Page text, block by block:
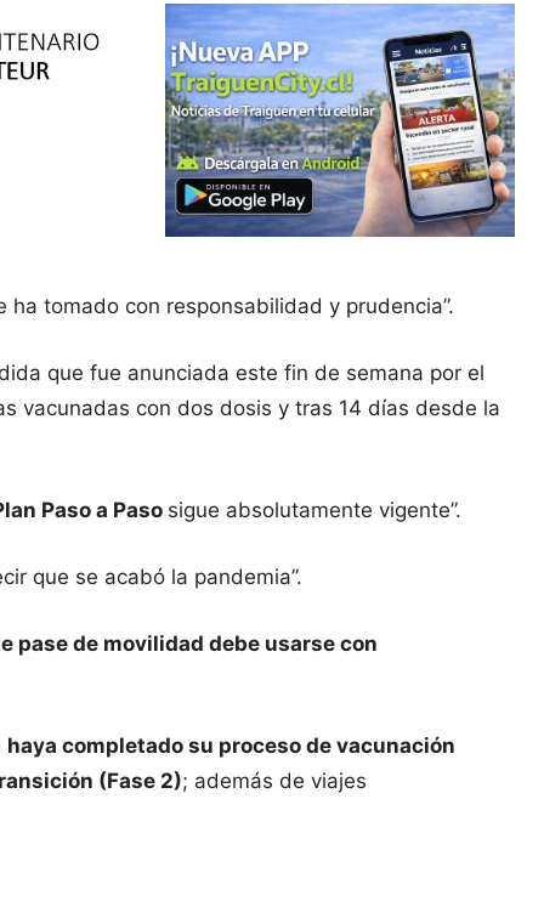
tomado con responsabilidad y prudencia”.
que fue anunciada este fin de semana por el
vacunadas con dos dosis y tras 14 días desde la
Paso a Paso sigue absolutamente vigente”.
que se acabó la pandemia”.
pase de movilidad debe usarse con
haya completado su proceso de vacunación
(Fase 2); además de viajes